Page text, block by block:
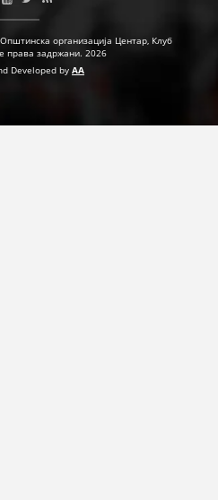
организација Центар, Клуб
права задржани. 2026
Developed by AA